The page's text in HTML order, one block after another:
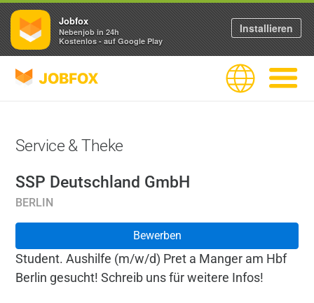
JOBFOX Sprache
Service & Theke
SSP Deutschland GmbH
BERLIN
Bewerben
Student. Aushilfe (m/w/d) Pret a Manger am Hbf
Berlin gesucht! Schreib uns für weitere Infos!
Jobfox
Nebenjob in 24h
Kostenlos - auf Google Play
Installieren